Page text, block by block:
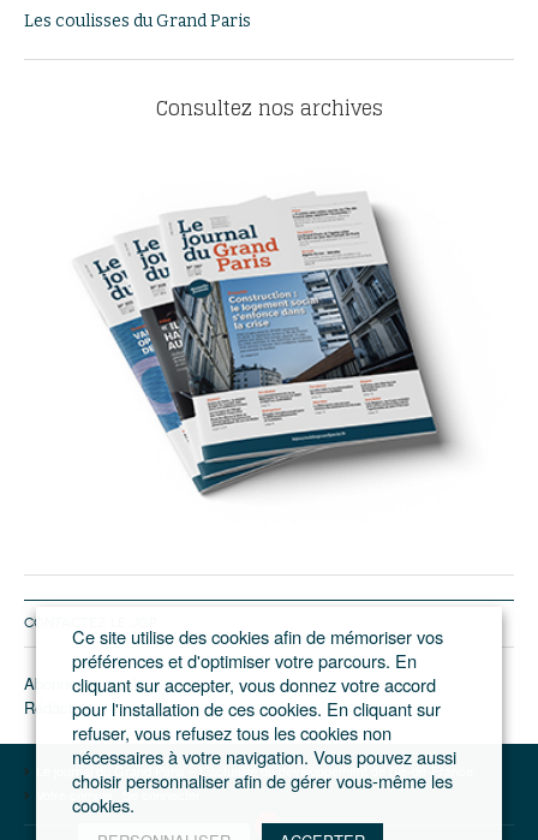
Les coulisses du Grand Paris
Consultez nos archives
CONTACTEZ LE JGP
Abonnement/pub
Rédaction
Le journal du Grand Paris – L'actualité du développement de l'Ile-de-France
Votre compte
Se connecter
Ce site utilise des cookies afin de mémoriser vos
préférences et d'optimiser votre parcours. En
cliquant sur accepter, vous donnez votre accord
pour l'installation de ces cookies. En cliquant sur
refuser, vous refusez tous les cookies non
nécessaires à votre navigation. Vous pouvez aussi
choisir personnaliser afin de gérer vous-même les
cookies.